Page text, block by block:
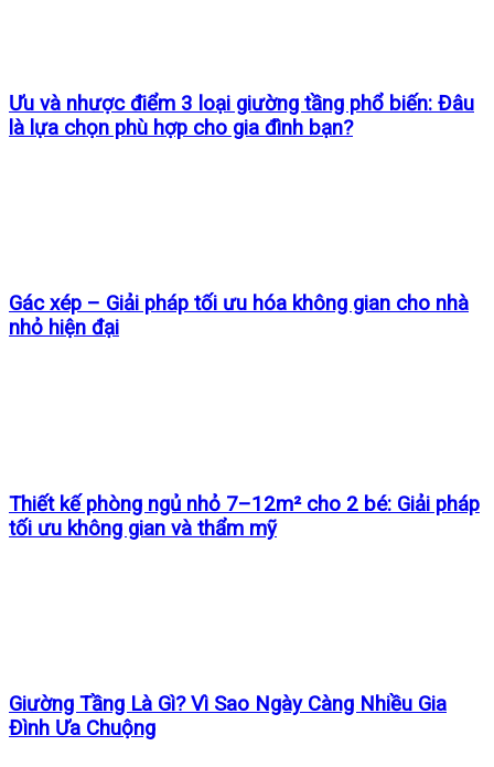
Ưu và nhược điểm 3 loại giường tầng phổ biến: Đâu
là lựa chọn phù hợp cho gia đình bạn?
Gác xép – Giải pháp tối ưu hóa không gian cho nhà
nhỏ hiện đại
Thiết kế phòng ngủ nhỏ 7–12m² cho 2 bé: Giải pháp
tối ưu không gian và thẩm mỹ
Giường Tầng Là Gì? Vì Sao Ngày Càng Nhiều Gia
Đình Ưa Chuộng